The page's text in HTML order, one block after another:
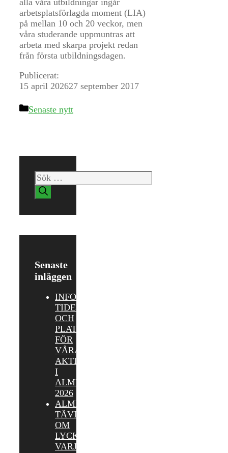
arbetsplatsförlagda moment (LIA)
på mellan 10 och 20 veckor, men
våra studerande uppmuntras att
arbeta med skarpa projekt redan
från första utbildningsdagen.
Publicerat:
15 april 202627 september 2017
Kategorier
Senaste nytt
Sök
efter:
Senaste
inläggen
INFORMATION,
TIDER
OCH
PLATSER
FÖR
VÅRA
AKTIVITETER
I
ALMEDALEN
2026
ALMEDALEN:
TÄVLA
OM
LYCKOKAKOR
VARJE